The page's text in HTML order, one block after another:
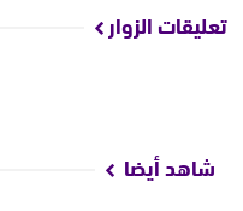
تعليقات الزوار
شاهد أيضا